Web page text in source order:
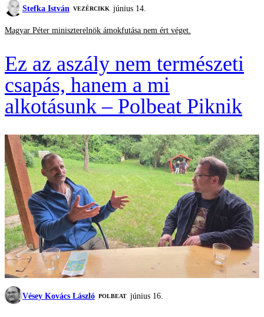
Stefka István VEZÉRCIKK június 14.
Magyar Péter miniszterelnök ámokfutása nem ért véget.
Ez az aszály nem természeti
csapás, hanem a mi
alkotásunk – Polbeat Piknik
Vésey Kovács László ‎POLBEAT június 16.